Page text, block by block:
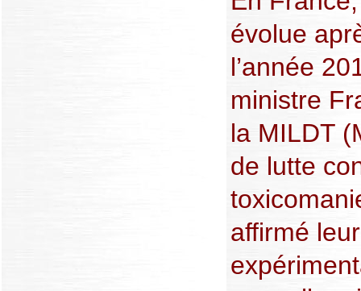
évolue
l’année
ministre
la MILDT
de lutte
affirmé